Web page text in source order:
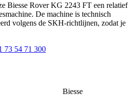
Biesse Rover KG 2243 FT een relatief
De machine is technisch
volgens de SKH-richtlijnen, zodat je
73 54 71 300
Biesse